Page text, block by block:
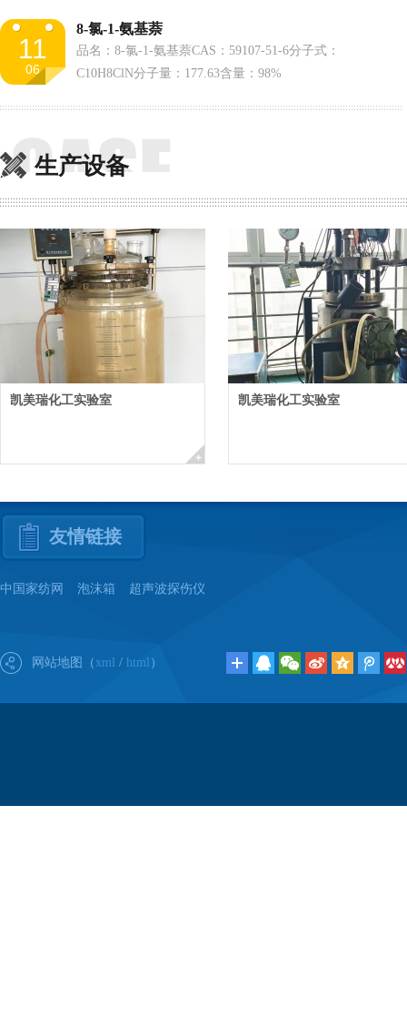
11
06
8-氯-1-氨基萘
品名：8-氯-1-氨基萘CAS：59107-51-6分子式：
C10H8ClN分子量：177.63含量：98%
生产设备
凯美瑞化工实验室 凯美瑞化工实验室
友情链接
中国家纺网 泡沫箱 超声波探伤仪
网站地图（ xml / html ）